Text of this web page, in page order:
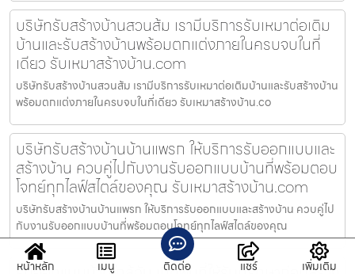
บริษัทรับสร้างบ้านสวนส้ม เรามีบริการรับเหมาต่อเติม
บ้านและรับสร้างบ้านพร้อมตกแต่งภายในครบจบในที่
เดียว รับเหมาสร้างบ้าน.com
บริษัทรับสร้างบ้านสวนส้ม เรามีบริการรับเหมาต่อเติมบ้านและรับสร้างบ้าน
พร้อมตกแต่งภายในครบจบในที่เดียว รับเหมาสร้างบ้าน.co
บริษัทรับสร้างบ้านบ้านแพรก ให้บริการรับออกแบบและ
สร้างบ้าน ควบคู่ไปกับงานรับออกแบบบ้านที่พร้อมตอบ
โจทย์ทุกไลฟ์สไตล์ของคุณ รับเหมาสร้างบ้าน.com
บริษัทรับสร้างบ้านบ้านแพรก ให้บริการรับออกแบบและสร้างบ้าน ควบคู่ไป
กับงานรับออกแบบบ้านที่พร้อมตอบโจทย์ทุกไลฟ์สไตล์ของคุณ
หน้าหลัก เมนู ติดต่อ แชร์ เพิ่มเติม